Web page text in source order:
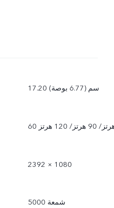
17.20 سم (6.77 بوصة)
90 هرتز/ 120 هرتز
2392 × 1080
5000 شمعة